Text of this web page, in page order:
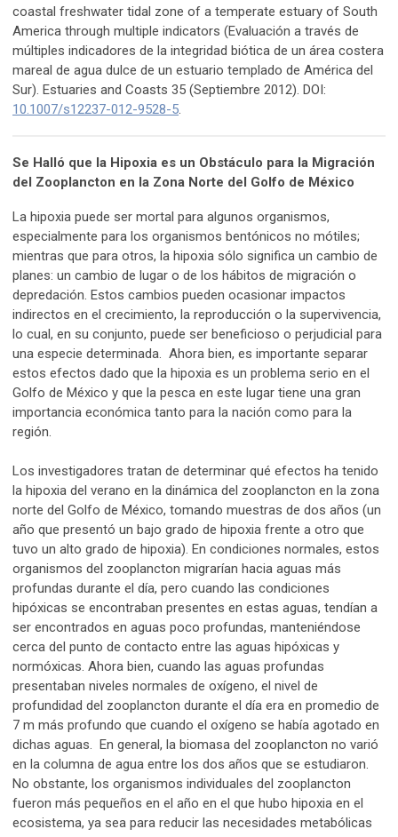
coastal freshwater tidal zone of a temperate estuary of South
America through multiple indicators (Evaluación a través de
múltiples indicadores de la integridad biótica de un área costera
mareal de agua dulce de un estuario templado de América del
Sur). Estuaries and Coasts 35 (Septiembre 2012). DOI:
10.1007/s12237-012-9528-5.
Se Halló que la Hipoxia es un Obstáculo para la Migración
del Zooplancton en la Zona Norte del Golfo de México
La hipoxia puede ser mortal para algunos organismos,
especialmente para los organismos bentónicos no mótiles;
mientras que para otros, la hipoxia sólo significa un cambio de
planes: un cambio de lugar o de los hábitos de migración o
depredación. Estos cambios pueden ocasionar impactos
indirectos en el crecimiento, la reproducción o la supervivencia,
lo cual, en su conjunto, puede ser beneficioso o perjudicial para
una especie determinada. Ahora bien, es importante separar
estos efectos dado que la hipoxia es un problema serio en el
Golfo de México y que la pesca en este lugar tiene una gran
importancia económica tanto para la nación como para la
región.
Los investigadores tratan de determinar qué efectos ha tenido
la hipoxia del verano en la dinámica del zooplancton en la zona
norte del Golfo de México, tomando muestras de dos años (un
año que presentó un bajo grado de hipoxia frente a otro que
tuvo un alto grado de hipoxia). En condiciones normales, estos
organismos del zooplancton migrarían hacia aguas más
profundas durante el día, pero cuando las condiciones
hipóxicas se encontraban presentes en estas aguas, tendían a
ser encontrados en aguas poco profundas, manteniéndose
cerca del punto de contacto entre las aguas hipóxicas y
normóxicas. Ahora bien, cuando las aguas profundas
presentaban niveles normales de oxígeno, el nivel de
profundidad del zooplancton durante el día era en promedio de
7 m más profundo que cuando el oxígeno se había agotado en
dichas aguas. En general, la biomasa del zooplancton no varió
en la columna de agua entre los dos años que se estudiaron.
No obstante, los organismos individuales del zooplancton
fueron más pequeños en el año en el que hubo hipoxia en el
ecosistema, ya sea para reducir las necesidades metabólicas